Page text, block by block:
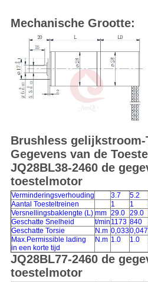
Mechanische Grootte:
Brushless gelijkstroom-
Gegevens van de
JQ28BL38-2460 de
toestelmotor
Verminderingsverhouding 3.7 5.2
Aantal Toesteltreinen
1 1
Versnellingsbaklengte (L) mm 29.0 29.0
Geschatte Snelheid
t/min 1173 840
Geschatte Torsie
N.m 0,0330,047
Max.Permissible lading
in een korte tijd
N.m 1.0 1.0
JQ28BL77-2460 de
toestelmotor